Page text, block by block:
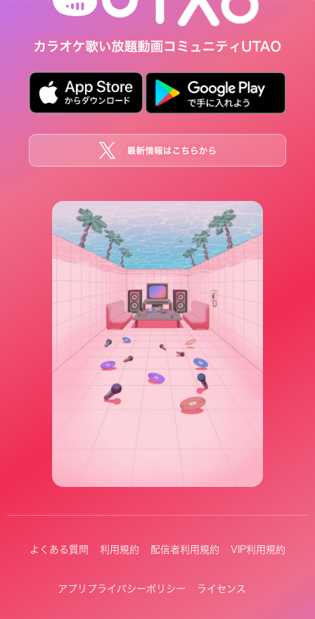
よくある質問 利用規約 配信者利用規約 VIP利用規約
アプリプライバシーポリシー ライセンス